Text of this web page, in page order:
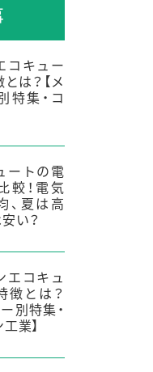
コキュー
は？【メ
特集・コ
ートの電
較！電気
、夏は高
い？
エコキュ
徴とは？
別特集・
業】